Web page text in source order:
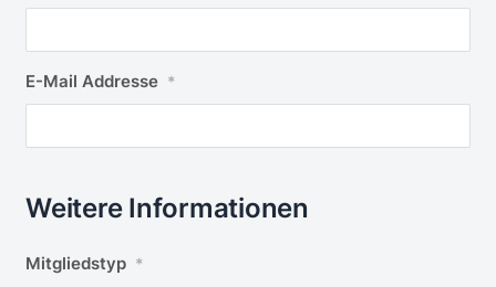
E-Mail Addresse *
Weitere Informationen
Mitgliedstyp *